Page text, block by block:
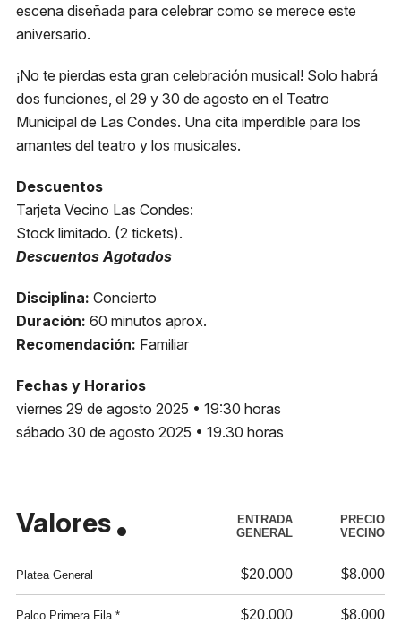
escena diseñada para celebrar como se merece este
aniversario.
¡No te pierdas esta gran celebración musical! Solo habrá
dos funciones, el 29 y 30 de agosto en el Teatro
Municipal de Las Condes. Una cita imperdible para los
amantes del teatro y los musicales.
Descuentos
Tarjeta Vecino Las Condes:
Stock limitado. (2 tickets).
Descuentos Agotados
Disciplina: Concierto
Duración: 60 minutos aprox.
Recomendación: Familiar
Fechas y Horarios
viernes 29 de agosto 2025 • 19:30 horas
sábado 30 de agosto 2025 • 19.30 horas
Valores
ENTRADA
GENERAL
PRECIO
VECINO
Platea General $20.000 $8.000
Palco Primera Fila * $20.000 $8.000